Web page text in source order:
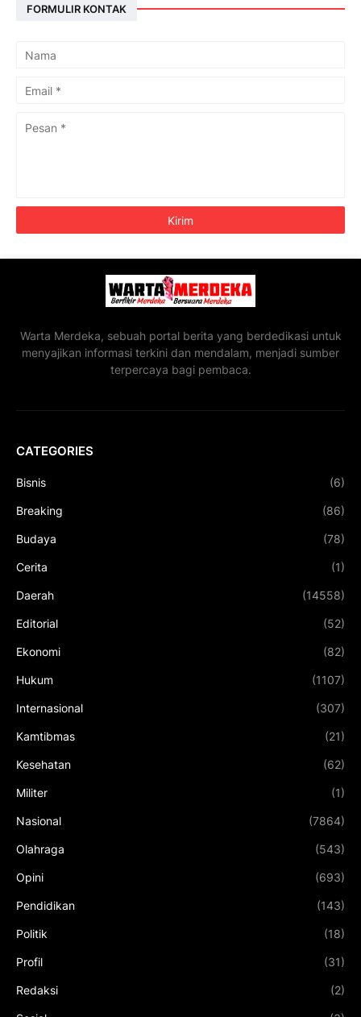
FORMULIR KONTAK
Warta Merdeka, sebuah portal berita yang berdedikasi untuk
menyajikan informasi terkini dan mendalam, menjadi sumber
terpercaya bagi pembaca.
CATEGORIES
Bisnis (6)
Breaking (86)
Budaya (78)
Cerita (1)
Daerah (14558)
Editorial (52)
Ekonomi (82)
Hukum (1107)
Internasional (307)
Kamtibmas (21)
Kesehatan (62)
Militer (1)
Nasional (7864)
Olahraga (543)
Opini (693)
Pendidikan (143)
Politik (18)
Profil (31)
Redaksi (2)